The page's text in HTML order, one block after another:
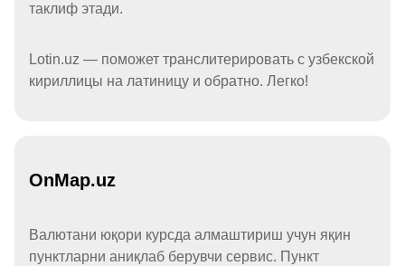
таклиф этади.
Lotin.uz — поможет транслитерировать с узбекской
кириллицы на латиницу и обратно. Легко!
OnMap.uz
Валютани юқори курсда алмаштириш учун яқин
пунктларни аниқлаб берувчи сервис. Пункт